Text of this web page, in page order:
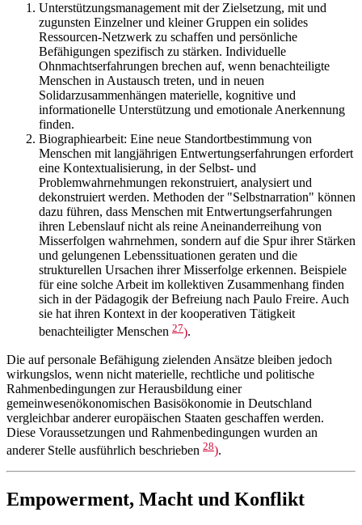
Unterstützungsmanagement mit der Zielsetzung, mit und
zugunsten Einzelner und kleiner Gruppen ein solides
Ressourcen-Netzwerk zu schaffen und persönliche
Befähigungen spezifisch zu stärken. Individuelle
Ohnmachtserfahrungen brechen auf, wenn benachteiligte
Menschen in Austausch treten, und in neuen
Solidarzusammenhängen materielle, kognitive und
informationelle Unterstützung und emotionale Anerkennung
finden.
Biographiearbeit: Eine neue Standortbestimmung von
Menschen mit langjährigen Entwertungserfahrungen erfordert
eine Kontextualisierung, in der Selbst- und
Problemwahrnehmungen rekonstruiert, analysiert und
dekonstruiert werden. Methoden der "Selbstnarration" können
dazu führen, dass Menschen mit Entwertungserfahrungen
ihren Lebenslauf nicht als reine Aneinanderreihung von
Misserfolgen wahrnehmen, sondern auf die Spur ihrer Stärken
und gelungenen Lebenssituationen geraten und die
strukturellen Ursachen ihrer Misserfolge erkennen. Beispiele
für eine solche Arbeit im kollektiven Zusammenhang finden
sich in der Pädagogik der Befreiung nach Paulo Freire. Auch
sie hat ihren Kontext in der kooperativen Tätigkeit
benachteiligter Menschen 27).
Die auf personale Befähigung zielenden Ansätze bleiben jedoch
wirkungslos, wenn nicht materielle, rechtliche und politische
Rahmenbedingungen zur Herausbildung einer
gemeinwesenökonomischen Basisökonomie in Deutschland
vergleichbar anderer europäischen Staaten geschaffen werden.
Diese Voraussetzungen und Rahmenbedingungen wurden an
anderer Stelle ausführlich beschrieben 28).
Empowerment, Macht und Konflikt